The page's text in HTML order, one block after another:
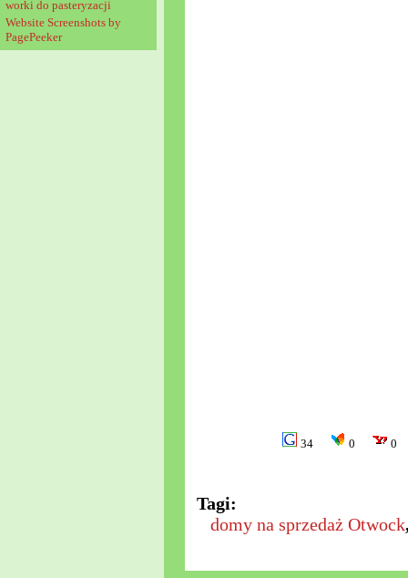
worki do pasteryzacji
Website Screenshots by
PagePeeker
34 0 0
Tagi:
domy na sprzedaż Otwock